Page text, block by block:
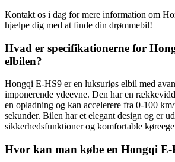
Kontakt os i dag for mere information om
hjælpe dig med at finde din drømmebil!
Hvad er specifikationerne for
elbilen?
Hongqi E-HS9 er en luksuriøs elbil med
imponerende ydeevne. Den har en
en opladning og kan accelerere fra 0-100
sekunder. Bilen har et elegant design og er
sikkerhedsfunktioner og komfortable
Hvor kan man købe en Hongqi